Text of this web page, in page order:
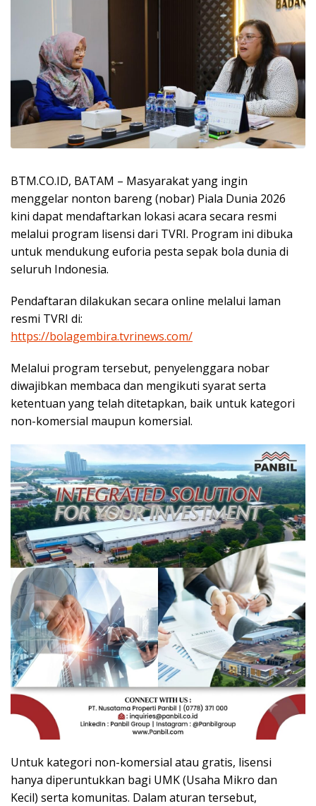
BTM.CO.ID, BATAM – Masyarakat yang ingin
menggelar nonton bareng (nobar) Piala Dunia 2026
kini dapat mendaftarkan lokasi acara secara resmi
melalui program lisensi dari TVRI. Program ini dibuka
untuk mendukung euforia pesta sepak bola dunia di
seluruh Indonesia.
Pendaftaran dilakukan secara online melalui laman
resmi TVRI di:
https://bolagembira.tvrinews.com/
Melalui program tersebut, penyelenggara nobar
diwajibkan membaca dan mengikuti syarat serta
ketentuan yang telah ditetapkan, baik untuk kategori
non-komersial maupun komersial.
Untuk kategori non-komersial atau gratis, lisensi
hanya diperuntukkan bagi UMK (Usaha Mikro dan
Kecil) serta komunitas. Dalam aturan tersebut,